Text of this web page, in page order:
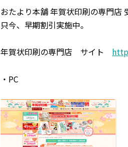
おたより本舗 年賀状印刷の専門店
只今、早期割引実施中。
年賀状印刷の専門店 サイト
・PC